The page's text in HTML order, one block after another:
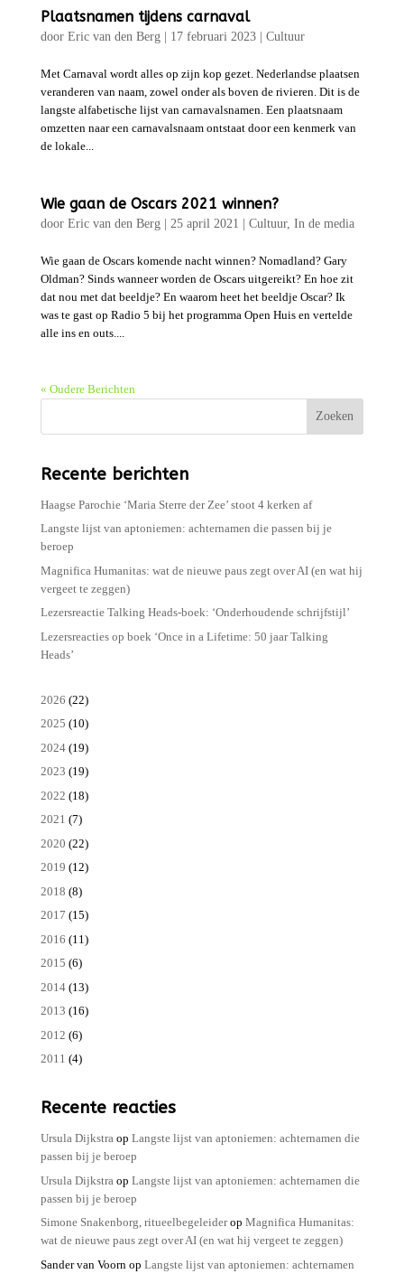
Plaatsnamen tijdens carnaval
door Eric van den Berg| 17 februari 2023| Cultuur
Met Carnaval wordt alles op zijn kop gezet. Nederlandse plaatsen
veranderen van naam, zowel onder als boven de rivieren. Dit is de
langste alfabetische lijst van carnavalsnamen. Een plaatsnaam
omzetten naar een carnavalsnaam ontstaat door een kenmerk van
de lokale...
Wie gaan de Oscars 2021 winnen?
door Eric van den Berg| 25 april 2021 Cultuur, In de media
Wie gaan de Oscars komende nacht winnen? Nomadland? Gary
Oldman? Sinds wanneer worden de Oscars uitgereikt? En hoe zit
dat nou met dat beeldje? En waarom heet het beeldje Oscar? Ik
was te gast op Radio 5 bij het programma Open Huis en vertelde
alle ins en outs....
« Oudere Berichten
Zoeken
Recente berichten
Haagse Parochie ‘Maria Sterre der Zee’ stoot 4 kerken af
Langste lijst van aptoniemen: achternamen die passen bij je
beroep
Magnifica Humanitas: wat de nieuwe paus zegt over AI (en wat hij
vergeet te zeggen)
Lezersreactie Talking Heads-boek: ‘Onderhoudende schrijfstijl’
Lezersreacties op boek ‘Once in a Lifetime: 50 jaar Talking
Heads’
2026 (22)
2025 (10)
2024(19)
2023 (19)
2022 (18)
2021 (7)
2020 (22)
2019 (12)
2018 (8)
2017 (15)
2016 (11)
2015 (6)
2014(13)
2013 (16)
2012 (6)
2011 (4)
Recente reacties
Ursula Dijkstraop Langste lijst van aptoniemen: achternamen die
passen bij je beroep
Ursula Dijkstra op Langste lijst van aptoniemen: achternamen die
passen bij je beroep
Simone Snakenborg, ritueelbegeleiderop Magnifica Humanitas:
wat de nieuwe paus zegt over AI (en wat hij vergeet te zeggen)
Sander van Voorn op Langste lijst van aptoniemen: achternamen